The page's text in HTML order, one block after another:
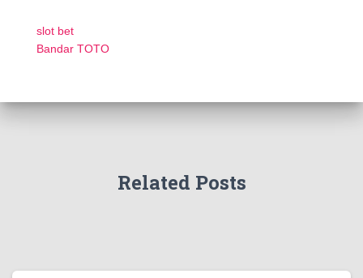
slot bet
Bandar TOTO
Related Posts